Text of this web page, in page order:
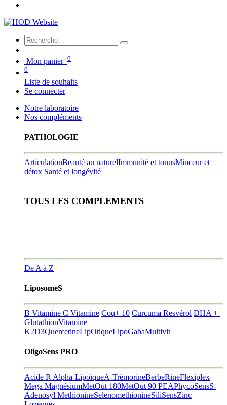
Mon panier 0
0
Liste de souhaits
Se connecter
Notre laboratoire
Nos compléments
PATHOLOGIE
ArticulationBeauté au naturelImmunité et tonusMinceur et
détox Santé et longévité
TOUS LES COMPLEMENTS
De A à Z
LiposomeS
B Vitamine C Vitamine Coq+ 10 Curcuma Resvérol DHA +
GlutathionVitamine
K2D3QuercetineLipOtiqueLipoGabaMultivit
OligoSens PRO
Acide R Alpha-LipoïqueA-TrémorineBerbeRineFlexiplex
Mega MagnésiumMetOut 180MetOut 90 PEAPhycoSensS-
Adenosyl MethionineSelenomethionineSiliSensZinc